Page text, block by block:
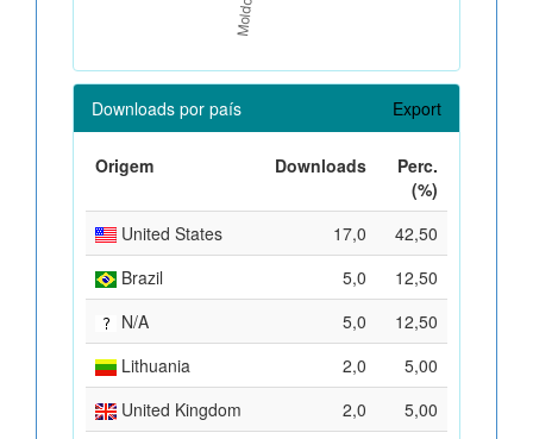
Downloads por país Export
Origem Downloads
Perc.
(%)
United States
17,0
42,50
Brazil
5,0
12,50
N/A
5,0
12,50
Lithuania
2,0
5,00
United Kingdom
2,0
5,00